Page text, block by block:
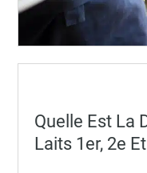
on
Quelle Est La
Laits 1er, 2e